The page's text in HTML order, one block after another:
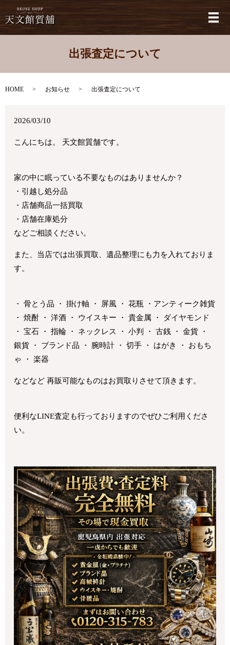
メ
出張査定について
HOME お知らせ 出張査定について
2026/03/10
こんにちは。 天文館質舗です。
家の中に眠っている不要なものはありませんか？
・引越し処分品
・店舗商品一括買取
・店舗在庫処分
などご相談ください。
また、当店では出張買取、遺品整理にも力を入れておりま
す。
・ 骨とう品 ・ 掛け軸 ・ 屏風 ・ 花瓶 ・アンティーク雑貨
・ 焼酎 ・ 洋酒 ・ ウイスキー ・ 貴金属 ・ ダイヤモンド
・ 宝石 ・ 指輪 ・ ネックレス ・ 小判 ・ 古銭 ・ 金貨 ・
銀貨 ・ ブランド品 ・ 腕時計 ・ 切手 ・ はがき ・ おもち
ゃ ・ 楽器
などなど 再販可能なものはお買取りさせて頂きます。
便利なLINE査定も行っておりますのでぜひご利用くださ
い。